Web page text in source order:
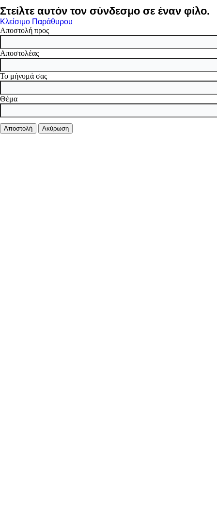
Στείλτε αυτόν τον σύνδεσμο σε έναν φίλο.
Κλείσιμο Παράθυρου
Αποστολή προς
Αποστολέας
Το μήνυμά σας
Θέμα
Αποστολή Ακύρωση